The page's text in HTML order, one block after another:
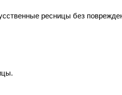
ресницы без